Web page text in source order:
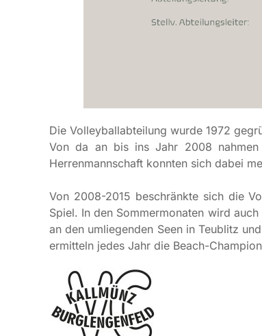
Die Volleyballabteilung wurde 1972
Von da an bis ins Jahr 2008 nahmen
Herrenmannschaft konnten sich dabei
Von 2008-2015 beschränkte sich die
Spiel. In den Sommermonaten wird
an den umliegenden Seen in Teublitz
ermitteln jedes Jahr die Beach-